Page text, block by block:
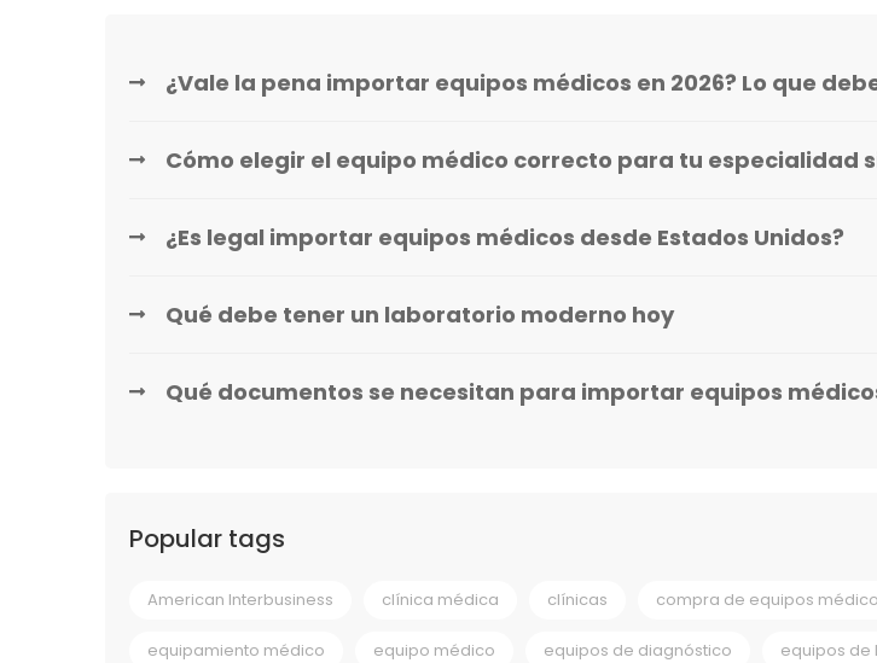
¿Vale la pena importar equipos médicos en 2026? Lo que
Cómo elegir el equipo médico correcto para tu especialidad
¿Es legal importar equipos médicos desde Estados Unidos?
Qué debe tener un laboratorio moderno hoy
Qué documentos se necesitan para importar equipos
Popular tags
American Interbusiness clínica médica clínicas compra de equipos
equipamiento médico equipo médico equipos de diagnóstico equipos de